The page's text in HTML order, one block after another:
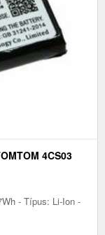
4CS03
- Típus: Li-Ion -